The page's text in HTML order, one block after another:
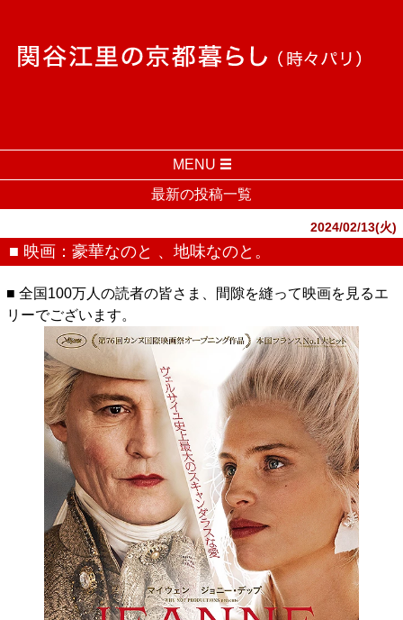
MENU
最新の投稿一覧
2024/02/13(火)
■ 映画：豪華なのと 、地味なのと。
■ 全国100万人の読者の皆さま、間隙を縫って映画を見るエ
リーでございます。